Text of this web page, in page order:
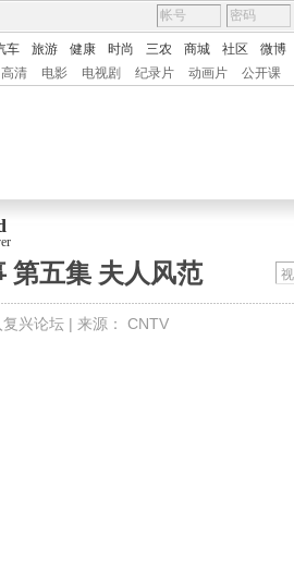
车 旅游 健康 时尚 三农 商城 社区 微博
高清 电影 电视剧 纪录片 动画片 公开课
第五集 夫人风范
复兴论坛 | 来源： CNTV